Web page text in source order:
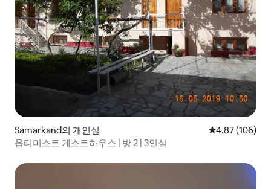
Samarkand의 개인실 평점 4.87점(5
4.87 (106)
옵티미스트 게스트하우스 | 방 2 | 3인실